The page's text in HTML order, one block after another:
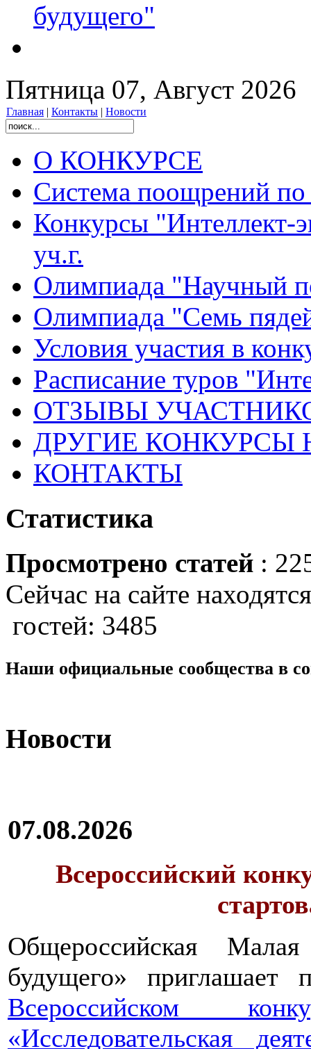
будущего"
Пятница 07, Август 2026
Главная | Контакты | Новости
О КОНКУРСЕ
Система поощрений по
Конкурсы "Интеллект-
уч.г.
Олимпиада "Научный
Олимпиада "Семь
Условия участия в
Расписание туров
ОТЗЫВЫ
ДРУГИЕ
КОНТАКТЫ
Статистика
Просмотрено статей :
Сейчас на сайте
гостей: 3485
Наши официальные сообщества в
Новости
07.08.2026
Всероссийский
Общероссийская
будущего» приглашает
Всероссийском
«Исследовательская